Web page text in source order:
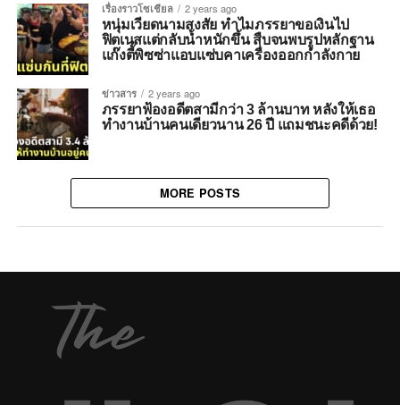
เรื่องราวโซเชียล 2 years ago
หนุ่มเวียดนามสงสัย ทำไมภรรยาขอเงินไป
ฟิตเนสแต่กลับน้ำหนักขึ้น สืบจนพบรูปหลักฐาน
แก๊งตี้พิซซ่าแอบแซ่บคาเครื่องออกกำลังกาย
ข่าวสาร 2 years ago
ภรรยาฟ้องอดีตสามีกว่า 3 ล้านบาท หลังให้เธอ
ทำงานบ้านคนเดียวนาน 26 ปี แถมชนะคดีด้วย!
MORE POSTS